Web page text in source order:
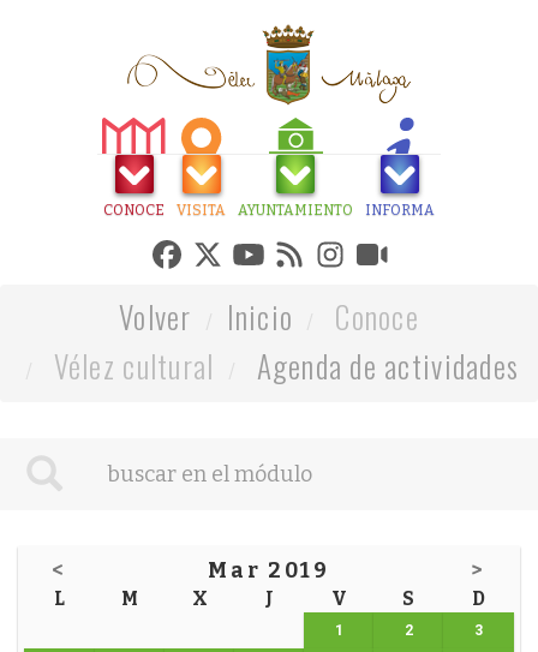
CONOCE VISITA AYUNTAMIENTO INFORMA
Volver Inicio
Conoce
Vélez cultural
Agenda de actividades
< Mar 2019 >
L M X J V S D
1 2 3